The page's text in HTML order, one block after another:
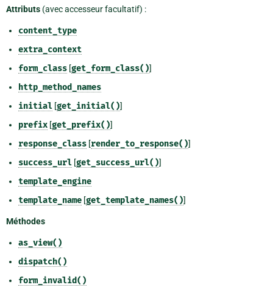
Attributs (avec accesseur facultatif) :
content_type
extra_context
form_class [get_form_class()]
http_method_names
initial [get_initial()]
prefix [get_prefix()]
response_class [render_to_response()]
success_url [get_success_url()]
template_engine
template_name [get_template_names()]
Méthodes
as_view()
dispatch()
form_invalid()